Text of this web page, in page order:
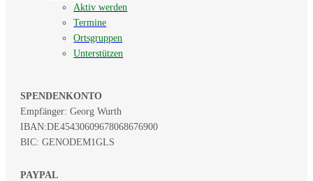
Aktiv werden
Termine
Ortsgruppen
Unterstützen
SPENDENKONTO
Empfänger: Georg Wurth
IBAN:DE45430609678068676900
BIC: GENODEM1GLS
PAYPAL